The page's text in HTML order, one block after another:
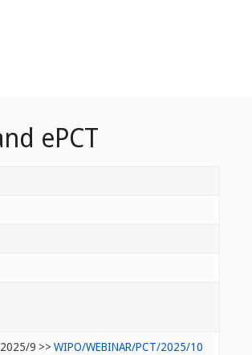
ePCT
9 >> WIPO/WEBINAR/PCT/2025/10